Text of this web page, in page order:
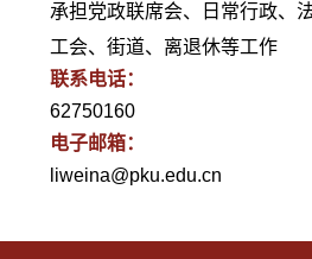
承担党政联席会、日常行政、
工会、街道、离退休等工作
联系电话：
62750160
电子邮箱：
liweina@pku.edu.cn